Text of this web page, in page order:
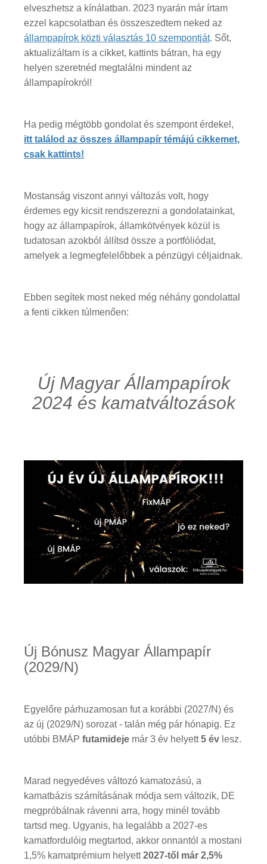
elveszhetsz a kínálatban. 2023 nyarán már írtam
ezzel kapcsolatban és összeszedtem neked az
állampapírok közti választás 10 szempontját. Sőt,
aktualizáltam is a cikket, kattints bátran, ha egy
helyen szeretnéd megtalálni mindent az
állampapírokról!
Ha pedig mégtöbb gondolat és szempont érdekel,
itt találod az összes állampapír témájú cikkemet,
csak kattints!
Mostanság viszont annyi változás volt, hogy
érdemes egy kicsit rendszerezni a gondolatainkat,
hogy az állampapírok, államkötvények közül is
tudatosan azokból állítsd össze a portfóliódat,
amelyek a legmegfelelőbbek a pénzügyi céljaidnak.
Ebben segítek most neked még néhány gondolattal
a fenti cikken túlmenően:
Új Magyar Állampapírok
2024 és kamatváltozások
Új Bónusz Magyar Állampapír
(2029/N)
Egyelőre párhuzamosan fut a korábbi (2027/N) és
az új (2029/N) sorozat - talán még pár hónapig. Ez
utóbbi BMÁP futamideje már 3 év helyett5 év lesz.
Marad negyedéves változó kamatozású, a
kamatbázis számításának módja sem változik, DE
megpróbálnak rávenni arra, hogy minél tovább
tartsd meg. Ugyanis, ha legalább a 2027-es
kamatfordulóig megtartod, akkor onnantól a mostani
1,5% kamatprémium helyett2027-től már 2,5%